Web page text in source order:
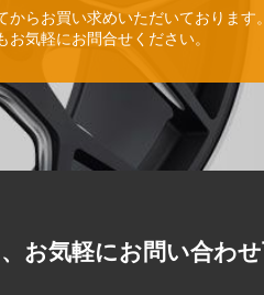
らお買い求めいただいております
気軽にお問合せください。
お気軽にお問い合わせ